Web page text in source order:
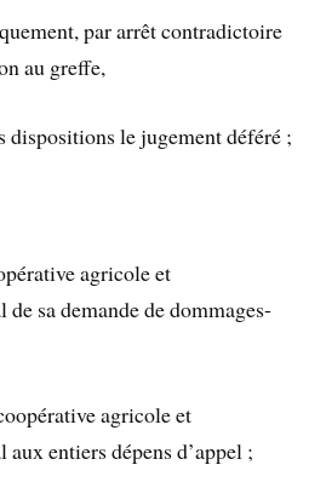
par arrêt contradictoire
au greffe,
dispositions le jugement déféré ;
agricole et
sa demande de dommages-
agricole et
entiers dépens d’appel ;